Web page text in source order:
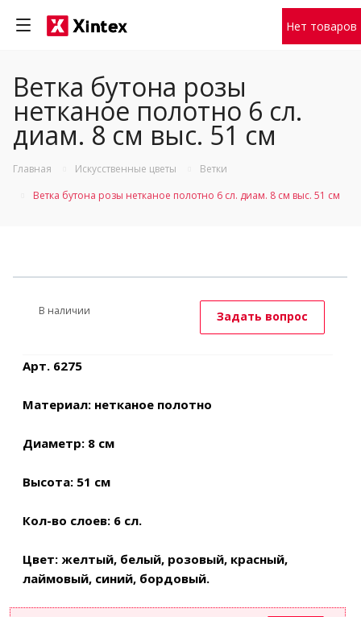
Нет товаров
Ветка бутона розы
нетканое полотно 6 сл.
диам. 8 см выс. 51 см
Главная Искусственные цветы
Ветки
Ветка бутона розы нетканое полотно 6 сл. диам. 8 см выс. 51 см
В наличии Задать вопрос
Арт. 6275
Материал: нетканое полотно
Диаметр: 8 см
Высота: 51 см
Кол-во слоев: 6 сл.
Цвет: желтый, белый, розовый, красный,
лаймовый, синий, бордовый.